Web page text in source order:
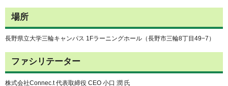
場所
長野県立大学三輪キャンパス 1Fラーニングホール（長野市三輪8丁目49−7）
ファシリテーター
株式会社Connec.t 代表取締役 CEO 小口 潤 氏